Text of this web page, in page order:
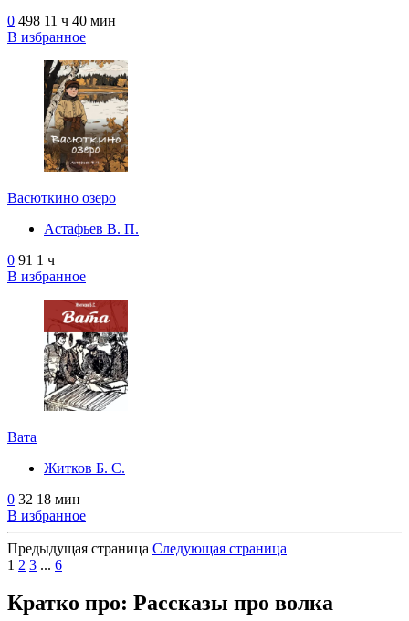
0 498 11 ч 40 мин
В избранное
Васюткино озеро
Астафьев В. П.
0 91 1 ч
В избранное
Вата
Житков Б. С.
0 32 18 мин
В избранное
Предыдущая страница Следующая страница
1 2 3 ... 6
Кратко про: Рассказы про волка